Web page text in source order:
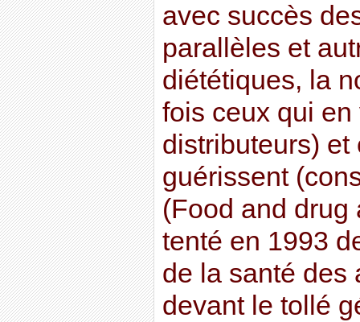
avec succès
parallèles et
diététiques, la
fois ceux qui
distributeurs) et
guérissent
(Food and drug
tenté en 1993
de la santé des
devant le tollé